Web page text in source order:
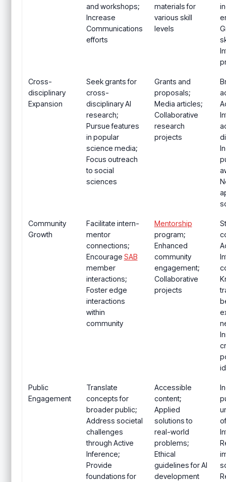
and workshops;
Increase
Communications
efforts
materials for
various skill
levels
Cross-
disciplinary
Expansion
Seek grants for
cross-
disciplinary AI
research;
Pursue features
in popular
science media;
Focus outreach
to social
sciences
Grants and
proposals;
Media articles;
Collaborative
research
projects
Community
Growth
Facilitate intern-
mentor
connections;
Encourage SAB
member
interactions;
Foster edge
interactions
within
community
Mentorship
program;
Enhanced
community
engagement;
Collaborative
projects
Public
Engagement
Translate
concepts for
broader public;
Address societal
challenges
through Active
Inference;
Provide
foundations for
Accessible
content;
Applied
solutions to
real-world
problems;
Ethical
guidelines for AI
development